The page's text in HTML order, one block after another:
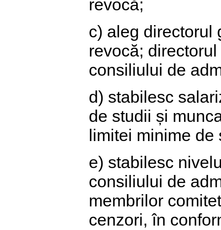
revocă;
c) aleg directorul
revocă;
consiliului de
d) stabilesc
de studii și
limitei minime
e) stabilesc
consiliului de
membrilor
cenzori, în